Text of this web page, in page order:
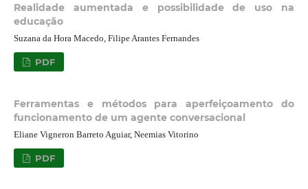
Realidade aumentada e possibilidade de uso na
educação
Suzana da Hora Macedo, Filipe Arantes Fernandes
PDF
Ferramentas e métodos para aperfeiçoamento do
funcionamento de um agente conversacional
Eliane Vigneron Barreto Aguiar, Neemias Vitorino
PDF